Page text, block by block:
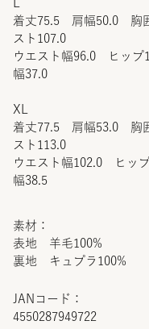
JANコード：
4550287949722
着丈75.5 肩幅50.0 胸
スト107.0
ウエスト幅96.0 ヒッ
幅37.0
XL
着丈77.5 肩幅53.0 胸
スト113.0
ウエスト幅102.0 ヒッ
幅38.5
素材：
表地 羊毛100%
裏地 キュプラ100%